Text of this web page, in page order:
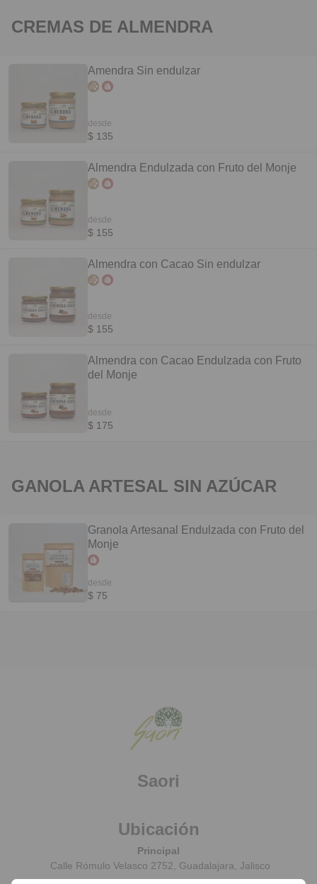
CREMAS DE ALMENDRA
Amendra Sin endulzar
desde
$ 135
Almendra Endulzada con Fruto del Monje
desde
$ 155
Almendra con Cacao Sin endulzar
desde
$ 155
Almendra con Cacao Endulzada con Fruto
del Monje
desde
$ 175
GANOLA ARTESAL SIN AZÚCAR
Granola Artesanal Endulzada con Fruto del
Monje
desde
$ 75
Saori
Ubicación
Principal
Calle Rómulo Velasco 2752, Guadalajara, Jalisco